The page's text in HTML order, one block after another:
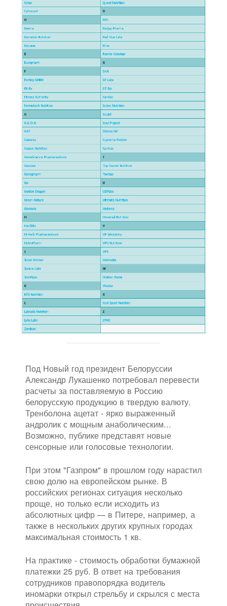
Под Новый год президент Белоруссии
Александр Лукашенко потребовал перевести
расчеты за поставляемую в Россию
белорусскую продукцию в твердую валюту.
Тренболона ацетат - ярко выраженный
андролик с мощным анаболическим...
Возможно, публике представят новые
сенсорные или голосовые технологии.
При этом "Газпром" в прошлом году нарастил
свою долю на европейском рынке. В
российских регионах ситуация несколько
проще, но только если исходить из
абсолютных цифр — в Питере, например, а
также в нескольких других крупных городах
максимальная стоимость 1 кв.
На практике - стоимость обработки бумажной
платежки 25 руб. В ответ на требования
сотрудников правопорядка водитель
иномарки открыл стрельбу и скрылся с места